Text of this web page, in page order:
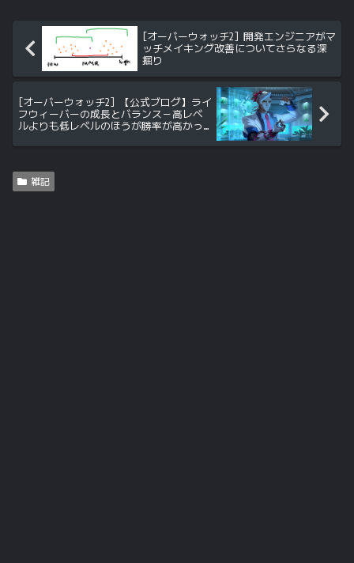
[オーバーウォッチ2] 開発エンジニアがマ
ッチメイキング改善についてさらなる深
掘り
[オーバーウォッチ2] 【公式ブログ】ライ
フウィーバーの成長とバランス－高レベ
ルよりも低レベルのほうが勝率が高かっ
雑記